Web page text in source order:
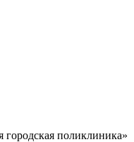
поликлиника»